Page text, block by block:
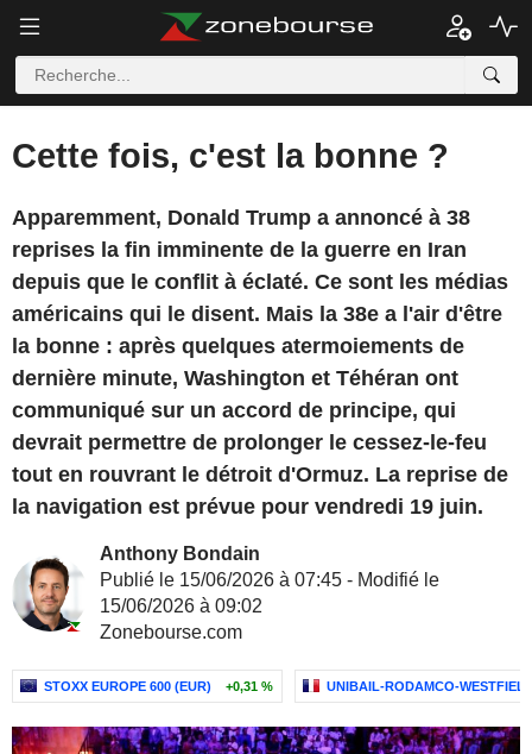
Cette fois, c'est la bonne ?
Apparemment, Donald Trump a annoncé à 38
reprises la fin imminente de la guerre en Iran
depuis que le conflit à éclaté. Ce sont les médias
américains qui le disent. Mais la 38e a l'air d'être
la bonne : après quelques atermoiements de
dernière minute, Washington et Téhéran ont
communiqué sur un accord de principe, qui
devrait permettre de prolonger le cessez-le-feu
tout en rouvrant le détroit d'Ormuz. La reprise de
la navigation est prévue pour vendredi 19 juin.
Anthony Bondain
Publié le 15/06/2026 à 07:45 - Modifié le
15/06/2026 à 09:02
Zonebourse.com
STOXX EUROPE 600 (EUR) +0,31 % UNIBAIL-RODAMCO-